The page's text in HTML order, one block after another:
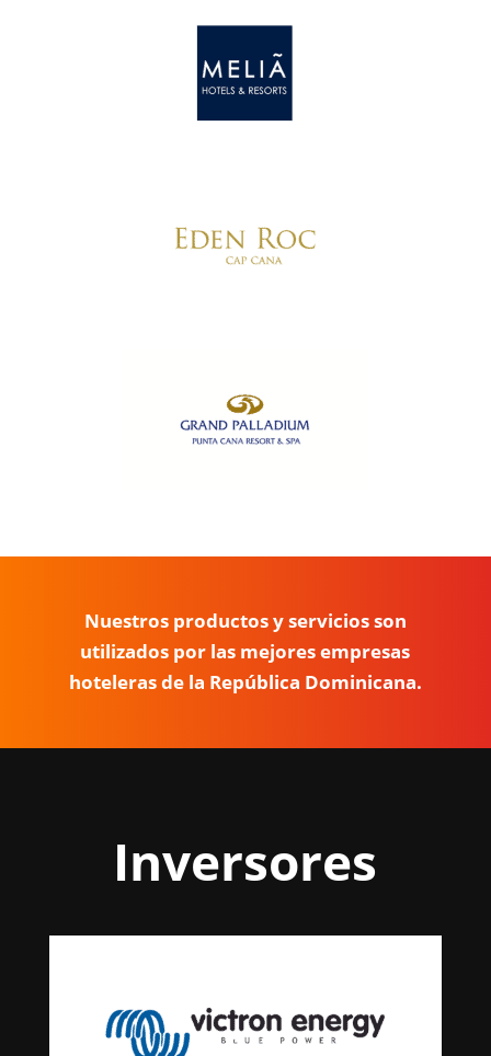
Nuestros productos y servicios son
utilizados por las mejores empresas
hoteleras de la República Dominicana.
Inversores